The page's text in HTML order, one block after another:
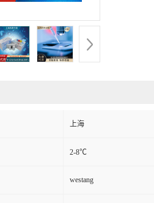
上海
2-8℃
westang